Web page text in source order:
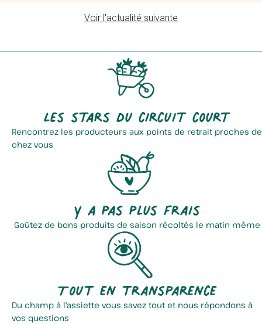
La Ferme Des Trois Quenneaux
Coopérative Collectif Le...
Voir l'actualité suivante
Les stars du circuit court
Rencontrez les producteurs aux points de retrait proches de
chez vous
Y a pas plus frais
Goûtez de bons produits de saison récoltés le matin même
Tout en transparence
Du champ à l'assiette vous savez tout et nous répondons à
vos questions